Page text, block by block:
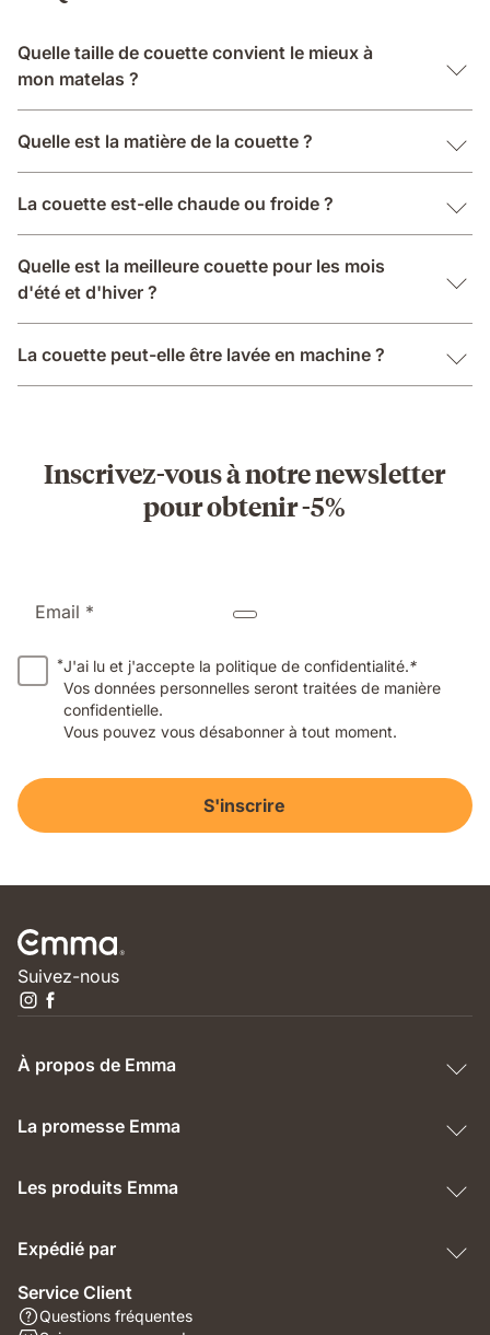
Quelle taille de couette convient le mieux à
mon matelas ?
Quelle est la matière de la couette ?
La couette est-elle chaude ou froide ?
Quelle est la meilleure couette pour les mois
d'été et d'hiver ?
La couette peut-elle être lavée en machine ?
Inscrivez-vous à notre newsletter
pour obtenir -5%
Email *
*J'ai lu et j'accepte la politique de confidentialité.*
Vos données personnelles seront traitées de manière
confidentielle.
Vous pouvez vous désabonner à tout moment.
S'inscrire
Suivez-nous
À propos de Emma
La promesse Emma
Les produits Emma
Expédié par
Service Client
Questions fréquentes